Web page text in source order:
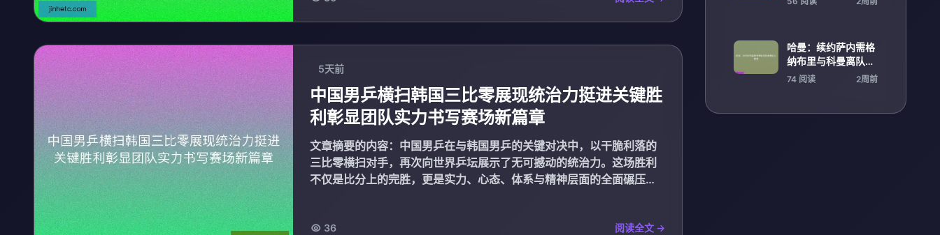
5天前
中国男乒横扫韩国三比零展现统治力挺进关键胜
利彰显团队实力书写赛场新篇章
文章摘要的内容：中国男乒在与韩国男乒的关键对决中，以干脆利落的
三比零横扫对手，再次向世界乒坛展示了无可撼动的统治力。这场胜利
不仅是比分上的完胜，更是实力、心态、体系与精神层面的全面碾压。
36 阅读全文 →
哈曼：续约萨内需格
纳布里与科曼离队为
前提
74 阅读 2周前